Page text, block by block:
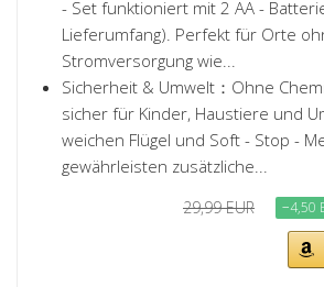
- Set funktioniert mit 2 AA -
Lieferumfang). Perfekt für Orte
Stromversorgung wie...
Sicherheit & Umwelt：Ohne
sicher für Kinder, Haustiere und
weichen Flügel und Soft - Stop -
gewährleisten zusätzliche...
29,99 EUR −4,50